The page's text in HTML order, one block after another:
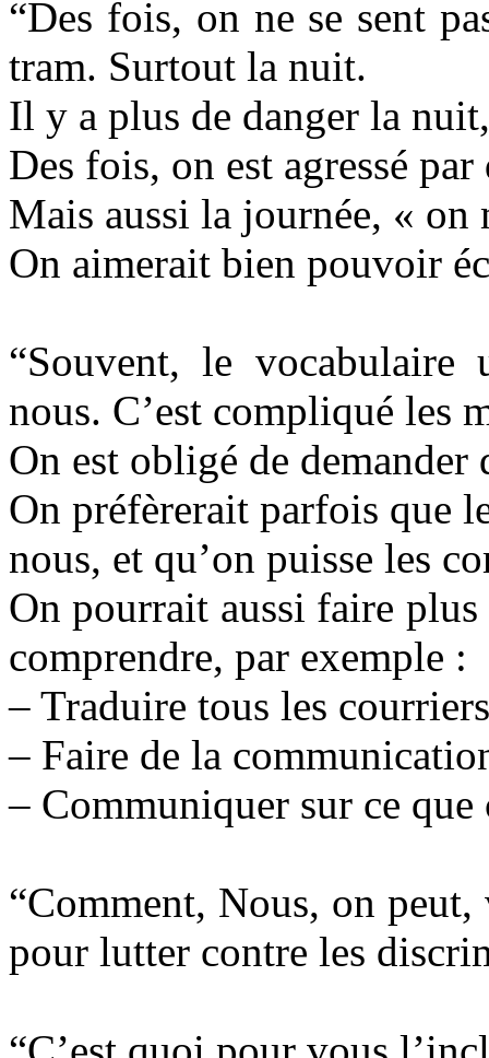
“Des fois, on ne se sent
tram. Surtout la nuit.
Il y a plus de danger la
Des fois, on est agressé
Mais aussi la journée, « on
On aimerait bien pouvoir
“Souvent, le vocabulaire
nous. C’est compliqué les
On est obligé de demander
On préfèrerait parfois que
nous, et qu’on puisse les
On pourrait aussi faire
comprendre, par exemple :
– Traduire tous les
– Faire de la
– Communiquer sur ce que
“Comment, Nous, on
pour lutter contre les